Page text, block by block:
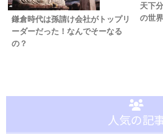
鎌倉時代は孫請け会社がトップリ
ーダーだった！なんでそーなる
の？
天下
の世
人気の記